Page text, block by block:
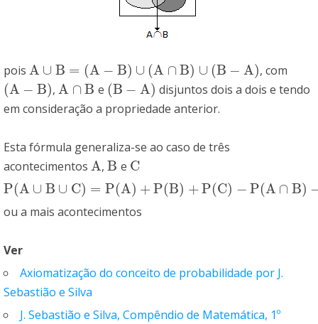
pois A ∪ B = (A − B) ∪ (A ∩ B) ∪ (B − A)
A∪B =(A −B )∪(A∩ B)∪ (B −A) , com
(A − B)
(A− B) ,A ∩ B
A∩B e (B − A)
(B− A)
disjuntos dois a dois e tendo
em consideração a propriedade anterior.
Esta fórmula generaliza-se ao caso de três
acontecimentos A
A ,B
B e C
C
P(A ∪ B ∪ C) = P(A) + P(B) + P(C) − P(A ∩ B)
P(A∪ B∪C) =P (A)+P( B)+P(C )−P(A∩B) −P (A∩C)− P( B∩C)+P A∩ B
ou a mais acontecimentos
Ver
Axiomatização do conceito de probabilidade por J.
Sebastião e Silva
J. Sebastião e Silva, Compêndio de Matemática, 1º